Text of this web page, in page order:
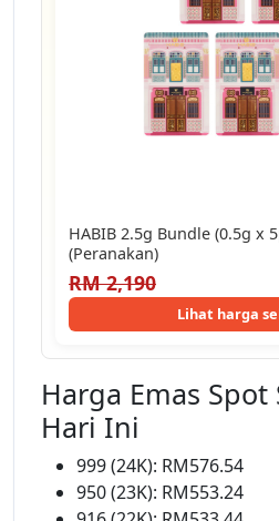
HABIB 2.5g Bundle (0.5g x
(Peranakan)
RM 2,190
Lihat harga
Harga Emas
Hari Ini
999 (24K): RM576.54
950 (23K): RM553.24